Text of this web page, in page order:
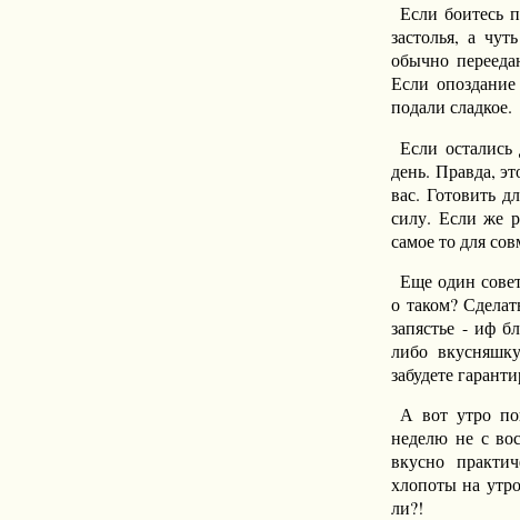
Если боитесь
застолья, а
обычно
Если
подали сладкое.
Если
день. Правда,
вас. Готовить
силу. Если же
самое то для
Еще один
о таком?
запястье - иф
либо
забудете
А вот утро
неделю не с
вкусно
хлопоты на
ли?!